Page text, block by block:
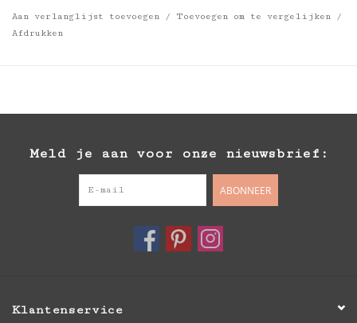
Aan verlanglijst toevoegen / Toevoegen om te vergelijken
/
Afdrukken
Meld je aan voor onze nieuwsbrief:
ABONNEER
Klantenservice